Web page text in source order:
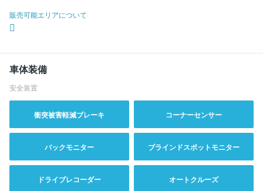
販売可能エリアについて
車体装備
安全装置
衝突被害軽減ブレーキ コーナーセンサー
バックモニター ブラインドスポットモニター
ドライブレコーダー オートクルーズ